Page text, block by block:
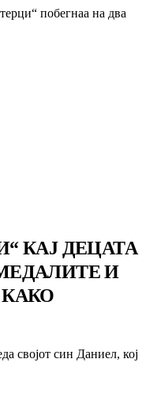
побегнаа на два
КАЈ ДЕЦАТА
И
својот син Даниел, кој